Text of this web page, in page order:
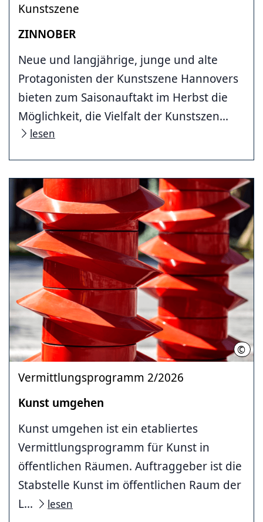
Kunstszene
ZINNOBER
Neue und langjährige, junge und alte
Protagonisten der Kunstszene Hannovers
bieten zum Saisonauftakt im Herbst die
Möglichkeit, die Vielfalt der Kunstszen...
lesen
©
Vermittlungsprogramm 2/2026
Kunst umgehen
Kunst umgehen ist ein etabliertes
Vermittlungsprogramm für Kunst in
öffentlichen Räumen. Auftraggeber ist die
Stabstelle Kunst im öffentlichen Raum der
L...
lesen